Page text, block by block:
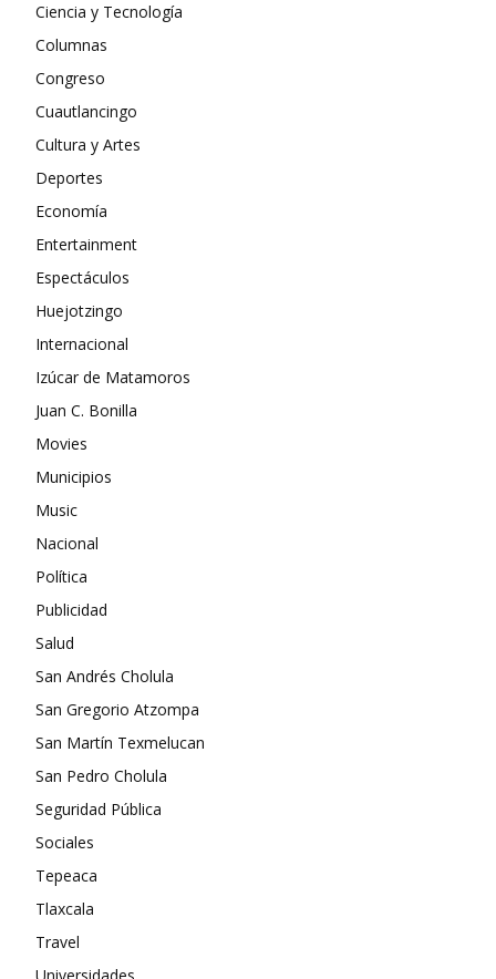
Ciencia y Tecnología
Columnas
Congreso
Cuautlancingo
Cultura y Artes
Deportes
Economía
Entertainment
Espectáculos
Huejotzingo
Internacional
Izúcar de Matamoros
Juan C. Bonilla
Movies
Municipios
Music
Nacional
Política
Publicidad
Salud
San Andrés Cholula
San Gregorio Atzompa
San Martín Texmelucan
San Pedro Cholula
Seguridad Pública
Sociales
Tepeaca
Tlaxcala
Travel